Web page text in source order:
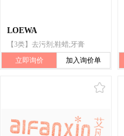
LOEWA
【3类】去污剂;鞋蜡;牙膏
立即询价
加入询价单